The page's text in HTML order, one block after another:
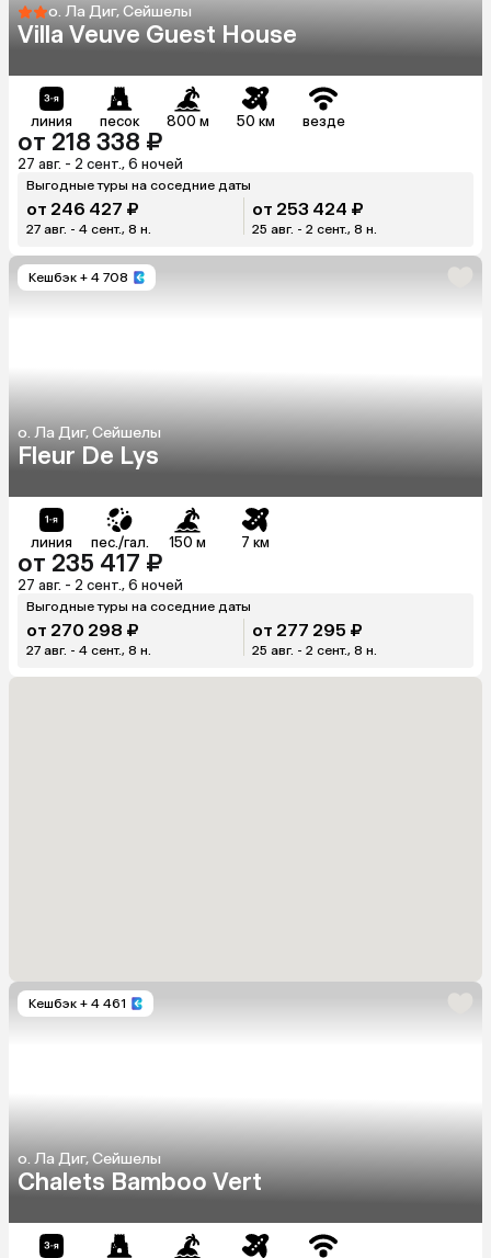
о. Ла Диг, Сейшелы
Villa Veuve Guest House
линия песок 800 м 50 км везде
от 218 338 ₽
27 авг. - 2 сент., 6 ночей
Выгодные туры на соседние даты
от 246 427 ₽
27 авг. - 4 сент., 8 н.
от 253 424 ₽
25 авг. - 2 сент., 8 н.
Кешбэк + 4 708
о. Ла Диг, Сейшелы
Fleur De Lys
линия пес./гал. 150 м 7 км
от 235 417 ₽
27 авг. - 2 сент., 6 ночей
Выгодные туры на соседние даты
от 270 298 ₽
27 авг. - 4 сент., 8 н.
от 277 295 ₽
25 авг. - 2 сент., 8 н.
Кешбэк + 4 461
о. Ла Диг, Сейшелы
Chalets Bamboo Vert